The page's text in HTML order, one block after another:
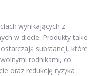
wynikających z
w diecie. Produkty takie
substancji, które
rodnikami, co
oraz redukcję ryzyka